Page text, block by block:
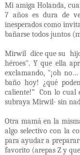
Mi amiga Holanda,
7 años es dura de
inesperados como
bañarse todos juntos
Mirwil dice que su
héroes". Y que ella
exclamando, "¡oh
baño hoy! ¿qué
caliente!” Con lo cual
subraya Mirwil- sin
Otra mamá en la
algo selectivo con la
para ayudar a
favorito (arepas Z y